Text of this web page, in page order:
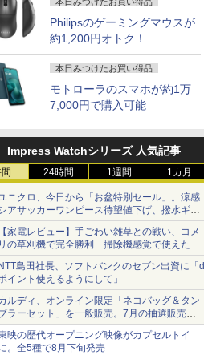
Philipsのゲーミングマウスが
約1,200円オトク！
本日みつけたお買い得品
モトローラのスマホが約1万
7,000円で購入可能
Impress Watchシリーズ 人気記事
24時間 1週間 1カ月
ニクロ、今日から「お盆特別セール」。涼感
アサッカーワンピース待望値下げ、撥水ギア
ョーツは1990円に
家電レビュー】手ごわい雑草との戦い、コメ
の草刈機で完全勝利 掃除機感覚で使えた
島田社長、ソフトバンクのセブン出資に「d
イント使えるようにして」
ルディ、オンライン限定「ネコバッグ＆タン
ラーセット」を一般販売。7月の抽選販売の
選無効分
映の歴代オープニング映像がカプセルトイ
。全5種で8月下旬発売